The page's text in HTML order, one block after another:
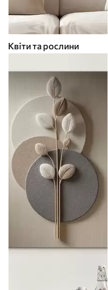
Квіти та рослини